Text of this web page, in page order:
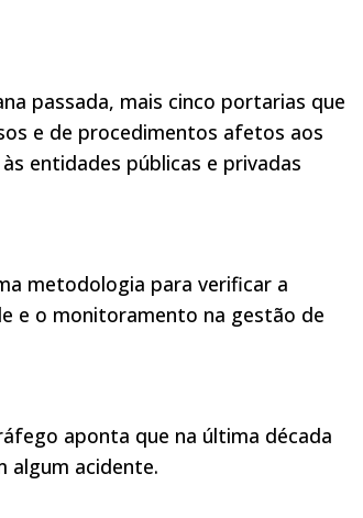
passada, mais cinco portarias que
e de procedimentos afetos aos
entidades públicas e privadas
metodologia para verificar a
e o monitoramento na gestão de
aponta que na última década
algum acidente.